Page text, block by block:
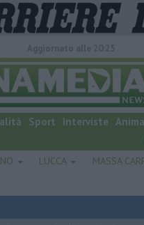
Sport Interviste
LUCCA MASSA